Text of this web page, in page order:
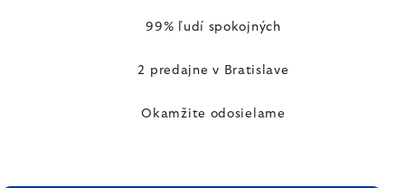
99% ľudí spokojných
2 predajne v Bratislave
Okamžite odosielame